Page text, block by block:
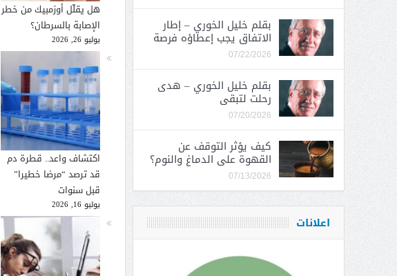
هل يقلّل أوزمبيك من خطر
الإصابة بالسرطان؟
يوليو 26, 2026
اكتشاف واعد.. قطرة دم
قد ترصد “مرضا خطيرا”
قبل سنوات
يوليو 16, 2026
بقلم خليل الخوري – إطار
الاتفاق يجب إعطاؤه فرصة
07/22/2026
بقلم خليل الخوري – هدى
رحلت لتبقى
07/20/2026
كيف يؤثر التوقف عن
القهوة على الدماغ والنوم؟
07/13/2026
اعلانات